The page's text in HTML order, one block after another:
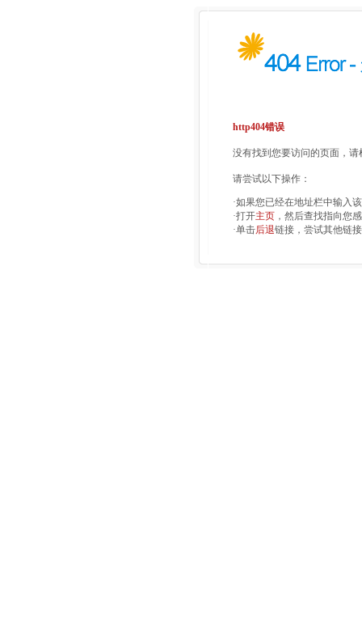
http404错误
没有找到您要访问的页面，
请尝试以下操作：
·如果您已经在地址栏中输入
·打开主页 ，然后查找指向您
·单击后退链接，尝试其他链